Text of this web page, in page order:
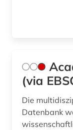
(via
Die
Datenbank